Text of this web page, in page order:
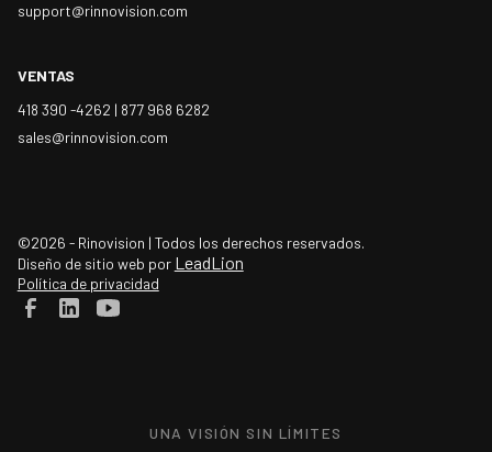
support@rinnovision.com
VENTAS
418 390 -4262 | 877 968 6282
sales@rinnovision.com
©2026 - Rinovision | Todos los derechos reservados.
Diseño de sitio web por LeadLion
Política de privacidad
UNA VISIÓN SIN LÍMITES